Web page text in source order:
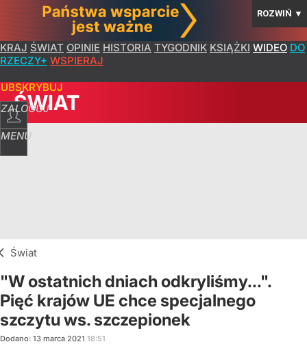
ROZWIŃ ▼
KRAJ ŚWIAT OPINIE HISTORIA TYGODNIK KSIĄŻKI WIDEO DO
RZECZY+ WSPIERAJ
ZALOGUJ
MENU
ŚWIAT
Świat
"W ostatnich dniach odkryliśmy...".
Pięć krajów UE chce specjalnego
szczytu ws. szczepionek
Dodano: 13 marca 2021 18:51